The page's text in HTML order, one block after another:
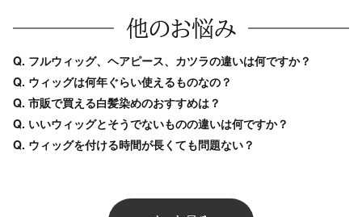
他のお悩み
Q. フルウィッグ、ヘアピース、カツラの違いは何ですか？
Q. ウィッグは何年ぐらい使えるものなの？
Q. 市販で買える白髪染めのおすすめは？
Q. いいウィッグとそうでないものの違いは何ですか？
Q. ウィッグを付ける時間が長くても問題ない？